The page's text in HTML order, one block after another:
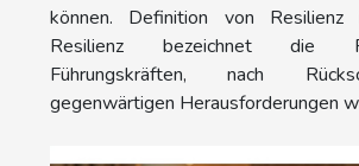
können. Definition von
Resilienz bezeichnet die
Führungskräften, nach
gegenwärtigen Herausforderungen